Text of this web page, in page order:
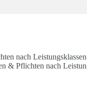
& Pflichten nach